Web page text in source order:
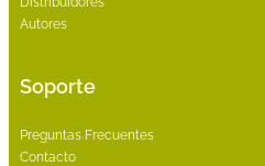
Autores
Soporte
Preguntas Frecuentes
Contacto